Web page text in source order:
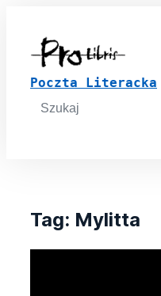
Poczta Literacka
Search
for:
Tag: Mylitta